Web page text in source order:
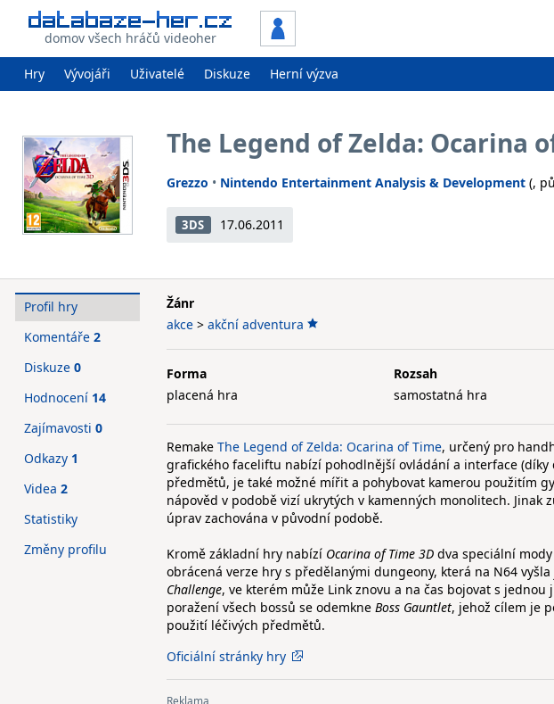
domov všech hráčů videoher
Hry Vývojáři Uživatelé Diskuze Herní výzva
The Legend of Zelda: Ocarina
Grezzo • Nintendo Entertainment Analysis & Development (,
3DS 17.06.2011
Žánr
akce > akční adventura
Forma
placená hra
Rozsah
samostatná hra
Remake The Legend of Zelda: Ocarina of Time, určený pro
grafického faceliftu nabízí pohodlnější ovládání a interface
předmětů, je také možné mířit a pohybovat kamerou použitím
nápověd v podobě vizí ukrytých v kamenných monolitech.
úprav zachována v původní podobě.
Kromě základní hry nabízí Ocarina of Time 3D dva speciální
obrácená verze hry s předělanými dungeony, která na N64
Challenge, ve kterém může Link znovu a na čas bojovat s
poražení všech bossů se odemkne Boss Gauntlet, jehož cílem je
použití léčivých předmětů.
Oficiální stránky hry
Profil hry
Komentáře 2
Diskuze 0
Hodnocení 14
Zajímavosti 0
Odkazy 1
Videa 2
Statistiky
Změny profilu